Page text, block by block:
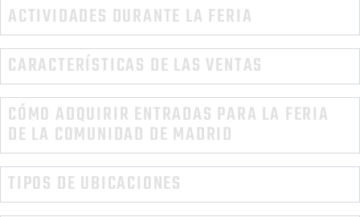
ACTIVIDADES DURANTE LA FERIA
CARACTERÍSTICAS DE LAS VENTAS
CÓMO ADQUIRIR ENTRADAS PARA LA FERIA
DE LA COMUNIDAD DE MADRID
TIPOS DE UBICACIONES